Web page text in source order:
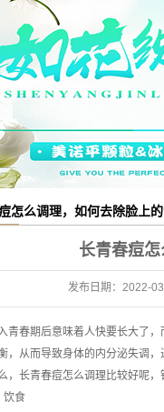
怎么调理，如何去除脸上
长青春痘
发布日期： 2022-
青春期后意味着人快要长大了
，从而导致身体的内分泌失调
，长青春痘怎么调理比较好呢，
饮食